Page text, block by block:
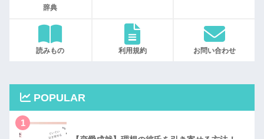
辞典
読みもの 利用規約 お問い合わせ
POPULAR
1